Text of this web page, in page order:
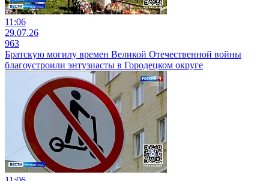
11:06
29.07.26
963
Братскую могилу времен Великой Отечественной войны
благоустроили энтузиасты в Городецком округе